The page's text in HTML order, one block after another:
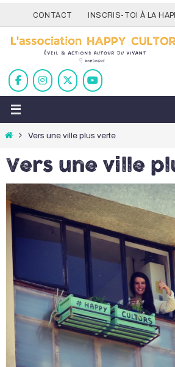
vers
contenu
CONTACT INSCRIS-TOI À LA
HomeVers une ville plus verte
Vers une ville